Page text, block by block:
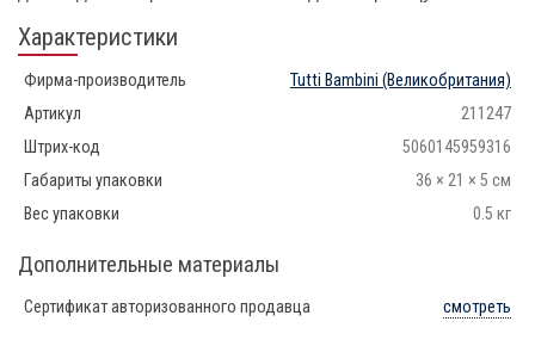
Характеристики
Фирма-производитель Tutti Bambini (Великобритания)
Артикул
211247
Штрих-код
5060145959316
Габариты упаковки
36 × 21 × 5 см
Вес упаковки
0.5 кг
Дополнительные материалы
Сертификат авторизованного продавца смотреть